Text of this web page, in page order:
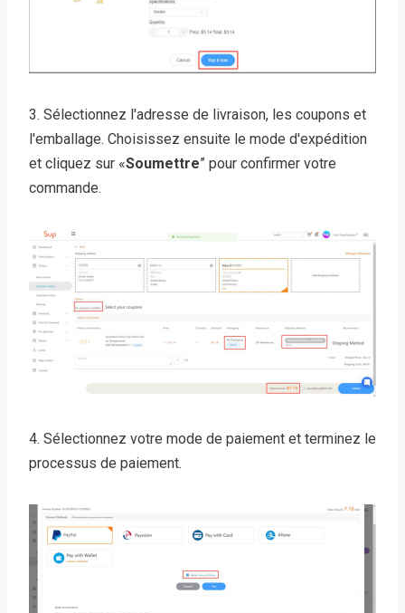
3. Sélectionnez l'adresse de livraison, les coupons et
l'emballage. Choisissez ensuite le mode d'expédition
et cliquez sur «Soumettre” pour confirmer votre
commande.
4. Sélectionnez votre mode de paiement et terminez le
processus de paiement.